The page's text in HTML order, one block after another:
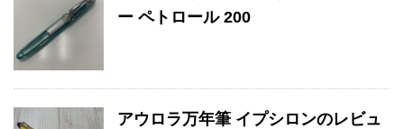
ー ペトロール 200
アウロラ万年筆 イプシロンのレビュ